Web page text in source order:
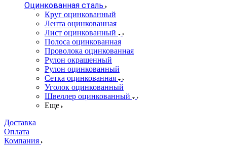
Оцинкованная сталь
Круг оцинкованный
Лента оцинкованная
Лист оцинкованный
Полоса оцинкованная
Проволока оцинкованная
Рулон окрашенный
Рулон оцинкованный
Сетка оцинкованная
Уголок оцинкованный
Швеллер оцинкованный
Еще
Доставка
Оплата
Компания